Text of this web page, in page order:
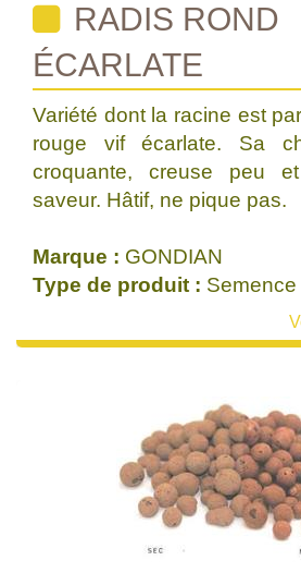
RADIS ROND
ÉCARLATE
Variété dont la racine est
rouge vif écarlate. Sa
croquante, creuse peu
saveur. Hâtif, ne pique pas.
Marque : GONDIAN
Type de produit : Semence